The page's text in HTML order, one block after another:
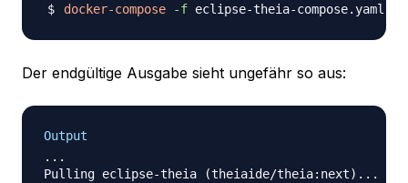
docker-compose -f eclipse-theia-compose.yaml
Der endgültige Ausgabe sieht ungefähr so aus:
Output
...
Pulling eclipse-theia (theiaide/theia:next)...